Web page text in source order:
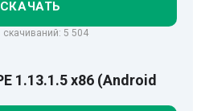
СКАЧАТЬ
скачиваний: 5 504
1.13.1.5 x86 (Android